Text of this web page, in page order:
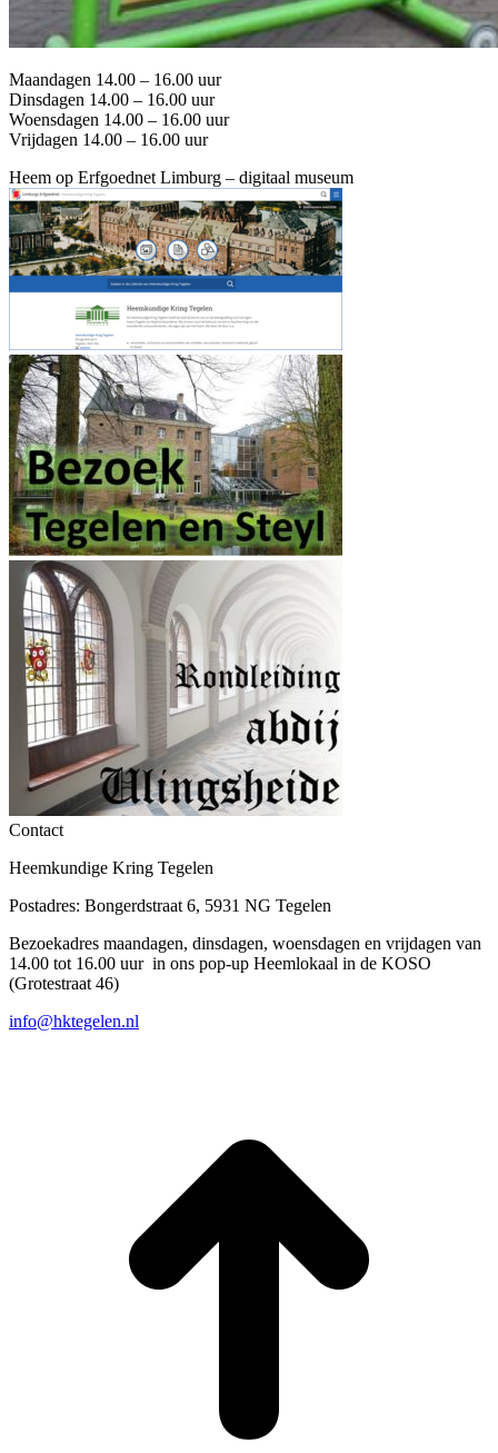
Maandagen 14.00 – 16.00 uur
Dinsdagen 14.00 – 16.00 uur
Woensdagen 14.00 – 16.00 uur
Vrijdagen 14.00 – 16.00 uur
Heem op Erfgoednet Limburg – digitaal museum
Contact
Heemkundige Kring Tegelen
Postadres: Bongerdstraat 6, 5931 NG Tegelen
Bezoekadres maandagen, dinsdagen, woensdagen en vrijdagen van
14.00 tot 16.00 uur in ons pop-up Heemlokaal in de KOSO
(Grotestraat 46)
info@hktegelen.nl